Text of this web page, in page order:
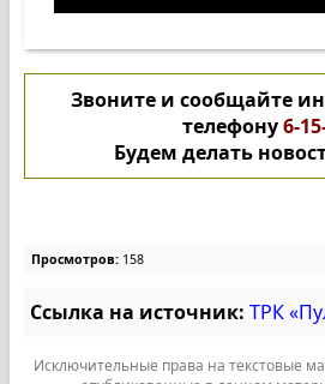
Звоните и сообщайте
телефону6-
Будем делать
Просмотров: 158
Ссылка на источник: ТРК
Исключительные права на текстовые